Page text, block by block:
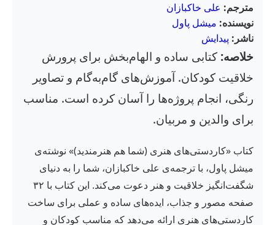
مترجم: علی خاکبازان
نویسنده: میشل پاول
ناشر: پیدایش
خلاصه: کتابی ساده و الهام‌بخش برای پرورش
خلاقیت کودکان. آموزش‌های گام‌به‌گام و تصاویر
رنگی، انجام پروژه‌ها را آسان کرده است. مناسب
برای والدین و مربیان.
کتاب «کاردستی‌های هنری (شما هم هنرمندید)» نوشته‌ی
میشل پاول، با ترجمه‌ی علی خاکبازان، شما را به دنیای
شگفت‌انگیز خلاقیت و هنر دعوت می‌کند. این کتاب با ۳۲
صفحه مصور و جذاب، ایده‌های ساده و عملی برای ساخت
کاردستی‌های هنری ارائه می‌دهد که مناسب کودکان و